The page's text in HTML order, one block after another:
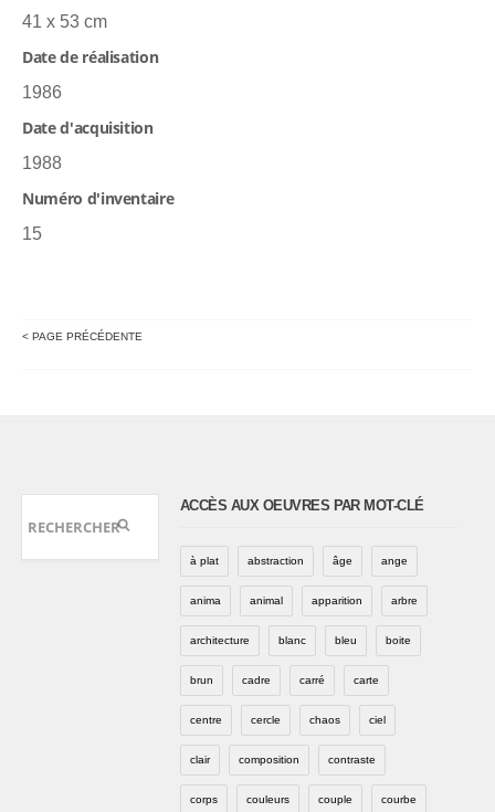
41 x 53 cm
Date de réalisation
1986
Date d'acquisition
1988
Numéro d'inventaire
15
< PAGE PRÉCÉDENTE
ACCÈS AUX OEUVRES PAR MOT-CLÉ
à plat abstraction âge ange
anima animal apparition arbre
architecture blanc bleu boite
brun cadre carré carte
centre cercle chaos ciel
clair composition contraste
corps couleurs couple courbe